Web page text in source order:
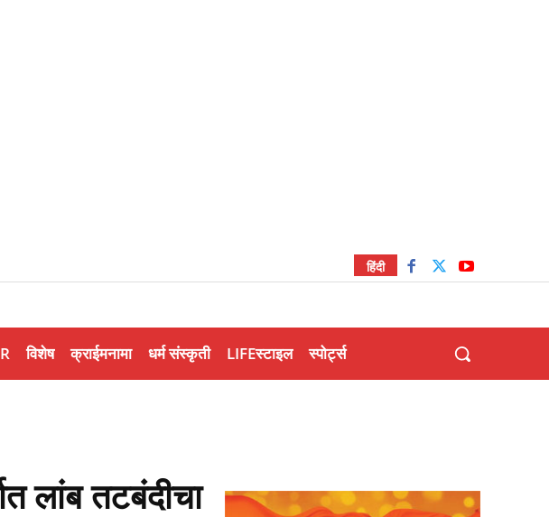
हिंदी
विशेष क्राईमनामा धर्म संस्कृती LIFEस्टाइल स्पोर्ट्स
लांब तटबंदीचा